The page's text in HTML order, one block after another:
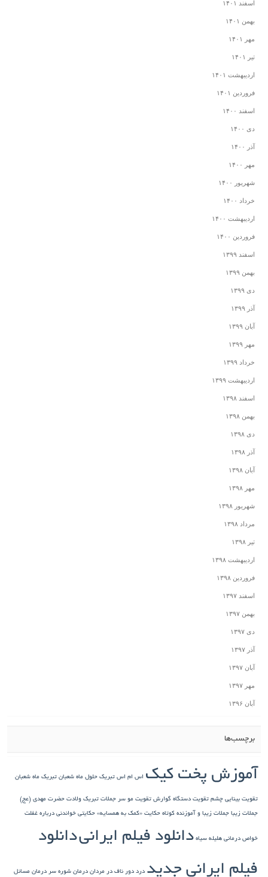
اسفند ۱۴۰۱
بهمن ۱۴۰۱
مهر ۱۴۰۱
تیر ۱۴۰۱
اردیبهشت ۱۴۰۱
فروردین ۱۴۰۱
اسفند ۱۴۰۰
دی ۱۴۰۰
آذر ۱۴۰۰
مهر ۱۴۰۰
شهریور ۱۴۰۰
خرداد ۱۴۰۰
اردیبهشت ۱۴۰۰
فروردین ۱۴۰۰
اسفند ۱۳۹۹
بهمن ۱۳۹۹
دی ۱۳۹۹
آذر ۱۳۹۹
آبان ۱۳۹۹
مهر ۱۳۹۹
خرداد ۱۳۹۹
اردیبهشت ۱۳۹۹
اسفند ۱۳۹۸
بهمن ۱۳۹۸
دی ۱۳۹۸
آذر ۱۳۹۸
آبان ۱۳۹۸
مهر ۱۳۹۸
شهریور ۱۳۹۸
مرداد ۱۳۹۸
تیر ۱۳۹۸
اردیبهشت ۱۳۹۸
فروردین ۱۳۹۸
اسفند ۱۳۹۷
بهمن ۱۳۹۷
دی ۱۳۹۷
آذر ۱۳۹۷
آبان ۱۳۹۷
مهر ۱۳۹۷
آبان ۱۳۹۶
برچسب‌ها
آموزش پخت کیک اس ام اس تبریک حلول ماه شعبان تبریک ماه شعبان
تقویت بینایی چشم تقویت دستگاه گوارش تقویت مو سر جملات تبریک ولادت حضرت مهدی (عج)
جملات زیبا جملات زیبا و آموزنده کوتاه حکایت «کمک به همسایه» حکایتی خواندنی درباره غفلت
خواص درمانی هلیله سیاه دانلود فیلم ایرانیدانلود
فیلم ایرانی جدید درد دور ناف در مردان درمان شوره سر درمان مسائل